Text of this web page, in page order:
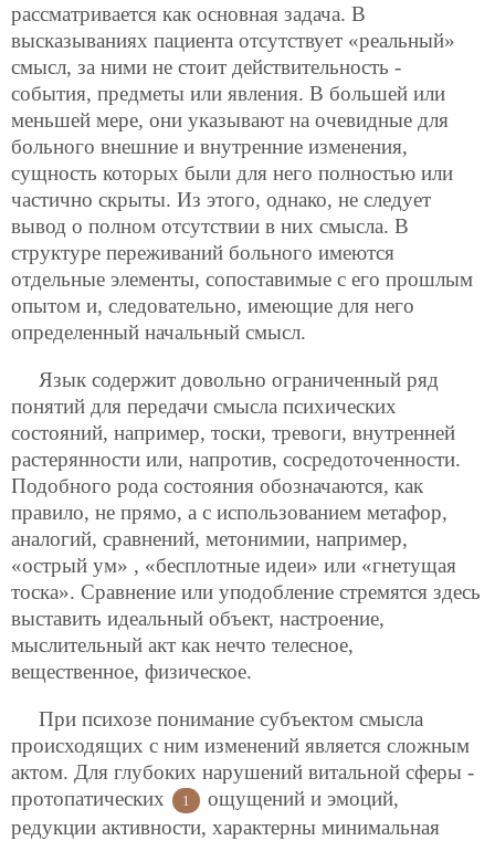
рассматривается как основная задача. В
высказываниях пациента отсутствует «реальный»
смысл, за ними не стоит действительность -
события, предметы или явления. В большей или
меньшей мере, они указывают на очевидные для
больного внешние и внутренние изменения,
сущность которых были для него полностью или
частично скрыты. Из этого, однако, не следует
вывод о полном отсутствии в них смысла. В
структуре переживаний больного имеются
отдельные элементы, сопоставимые с его прошлым
опытом и, следовательно, имеющие для него
определенный начальный смысл.
Язык содержит довольно ограниченный ряд
понятий для передачи смысла психических
состояний, например, тоски, тревоги, внутренней
растерянности или, напротив, сосредоточенности.
Подобного рода состояния обозначаются, как
правило, не прямо, а с использованием метафор,
аналогий, сравнений, метонимии, например,
«острый ум» , «бесплотные идеи» или «гнетущая
тоска». Сравнение или уподобление стремятся здесь
выставить идеальный объект, настроение,
мыслительный акт как нечто телесное,
вещественное, физическое.
При психозе понимание субъектом смысла
происходящих с ним изменений является сложным
актом. Для глубоких нарушений витальной сферы -
протопатических
1
ощущений и эмоций,
редукции активности, характерны минимальная